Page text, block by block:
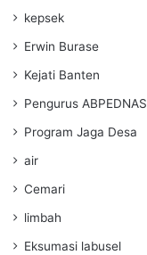
kepsek
Erwin Burase
Kejati Banten
Pengurus ABPEDNAS
Program Jaga Desa
air
Cemari
limbah
Eksumasi labusel